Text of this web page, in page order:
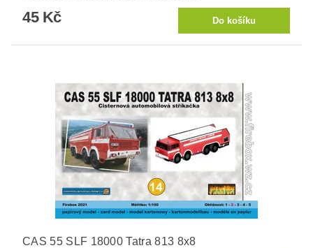
45 Kč
CAS 55 SLF 18000 Tatra 813 8x8